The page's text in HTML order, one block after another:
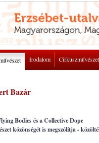
Irodalom Cirkuszművészet
Bazár
Bodies és a Collective Dope
közönségét is megszólítja -